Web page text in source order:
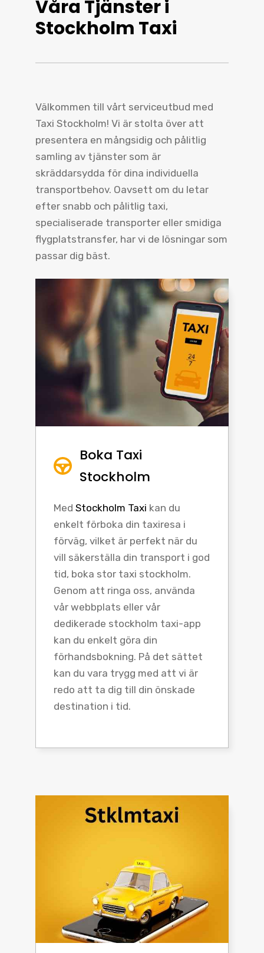
Våra Tjänster i
Stockholm Taxi
Välkommen till vårt serviceutbud med
Taxi Stockholm! Vi är stolta över att
presentera en mångsidig och pålitlig
samling av tjänster som är
skräddarsydda för dina individuella
transportbehov. Oavsett om du letar
efter snabb och pålitlig taxi,
specialiserade transporter eller smidiga
flygplatstransfer, har vi de lösningar som
passar dig bäst.
Boka Taxi
Stockholm
Med Stockholm Taxi kan du
enkelt förboka din taxiresa i
förväg, vilket är perfekt när du
vill säkerställa din transport i god
tid, boka stor taxi stockholm.
Genom att ringa oss, använda
vår webbplats eller vår
dedikerade stockholm taxi-app
kan du enkelt göra din
förhandsbokning. På det sättet
kan du vara trygg med att vi är
redo att ta dig till din önskade
destination i tid.